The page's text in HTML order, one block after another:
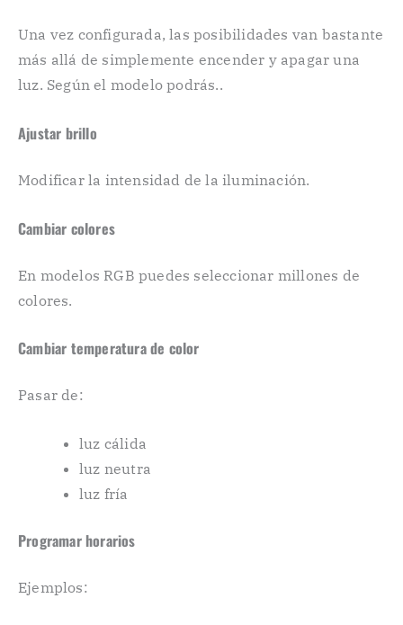
Una vez configurada, las posibilidades van bastante
más allá de simplemente encender y apagar una
luz. Según el modelo podrás..
Ajustar brillo
Modificar la intensidad de la iluminación.
Cambiar colores
En modelos RGB puedes seleccionar millones de
colores.
Cambiar temperatura de color
Pasar de:
luz cálida
luz neutra
luz fría
Programar horarios
Ejemplos: